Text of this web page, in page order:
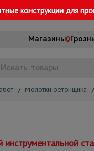
конструкции для
Магазины
/ Молотки бетонщика /
инструментальной